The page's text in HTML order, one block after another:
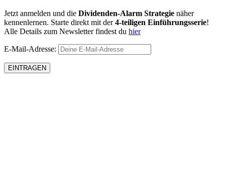
Jetzt anmelden und die Dividenden-Alarm Strategie näher
kennenlernen. Starte direkt mit der4-teiligen Einführungsserie!
Alle Details zum Newsletter findest du hier
E-Mail-Adresse: